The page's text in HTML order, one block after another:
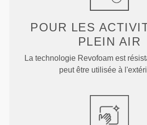
POUR LES
PLEIN AIR
La technologie Revofoam est
peut être utilisée à